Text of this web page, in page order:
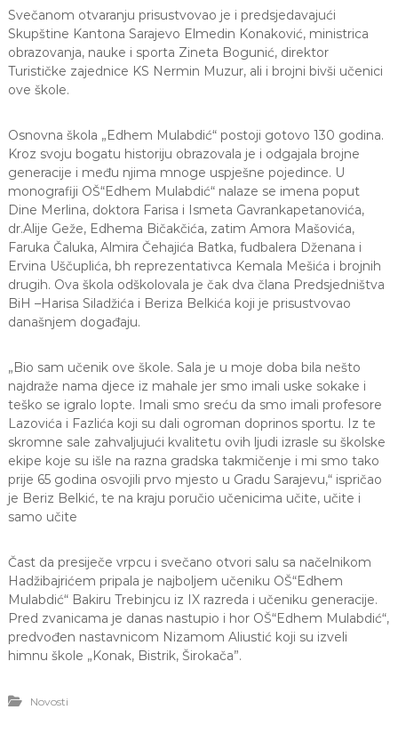
Svečanom otvaranju prisustvovao je i predsjedavajući
Skupštine Kantona Sarajevo Elmedin Konaković, ministrica
obrazovanja, nauke i sporta Zineta Bogunić, direktor
Turističke zajednice KS Nermin Muzur, ali i brojni bivši učenici
ove škole.
Osnovna škola „Edhem Mulabdić“ postoji gotovo 130 godina.
Kroz svoju bogatu historiju obrazovala je i odgajala brojne
generacije i među njima mnoge uspješne pojedince. U
monografiji OŠ“Edhem Mulabdić“ nalaze se imena poput
Dine Merlina, doktora Farisa i Ismeta Gavrankapetanovića,
dr.Alije Geže, Edhema Bičakčića, zatim Amora Mašovića,
Faruka Čaluka, Almira Čehajića Batka, fudbalera Dženana i
Ervina Uščuplića, bh reprezentativca Kemala Mešića i brojnih
drugih. Ova škola odškolovala je čak dva člana Predsjedništva
BiH –Harisa Siladžića i Beriza Belkića koji je prisustvovao
današnjem događaju.
„Bio sam učenik ove škole. Sala je u moje doba bila nešto
najdraže nama djece iz mahale jer smo imali uske sokake i
teško se igralo lopte. Imali smo sreću da smo imali profesore
Lazovića i Fazlića koji su dali ogroman doprinos sportu. Iz te
skromne sale zahvaljujući kvalitetu ovih ljudi izrasle su školske
ekipe koje su išle na razna gradska takmičenje i mi smo tako
prije 65 godina osvojili prvo mjesto u Gradu Sarajevu,“ ispričao
je Beriz Belkić, te na kraju poručio učenicima učite, učite i
samo učite
Čast da presiječe vrpcu i svečano otvori salu sa načelnikom
Hadžibajrićem pripala je najboljem učeniku OŠ“Edhem
Mulabdić“ Bakiru Trebinjcu iz IX razreda i učeniku generacije.
Pred zvanicama je danas nastupio i hor OŠ“Edhem Mulabdić“,
predvođen nastavnicom Nizamom Aliustić koji su izveli
himnu škole „Konak, Bistrik, Širokača”.
Novosti